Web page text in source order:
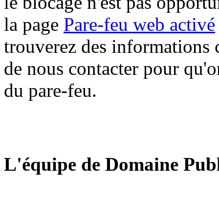
la page Pare-feu web activé
trouverez des informations
de nous contacter pour
du pare-feu.
L'équipe de Domaine